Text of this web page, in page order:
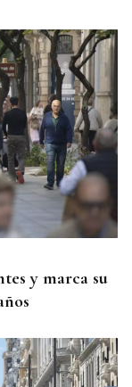
Iberdrola
en
y marca su